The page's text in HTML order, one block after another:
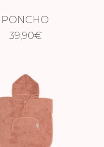
PONCHO
SAND
39,90€